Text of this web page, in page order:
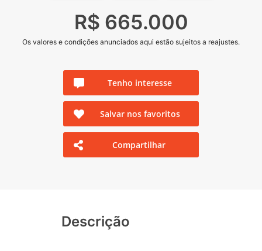
R$ 665.000
Os valores e condições anunciados aqui estão sujeitos a reajustes.
Tenho interesse
Salvar nos favoritos
Compartilhar
Descrição